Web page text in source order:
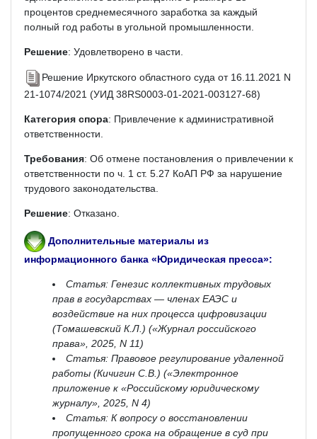
процентов среднемесячного заработка за каждый
полный год работы в угольной промышленности.
Решение: Удовлетворено в части.
Решение Иркутского областного суда от 16.11.2021 N
21-1074/2021 (УИД 38RS0003-01-2021-003127-68)
Категория спора: Привлечение к административной
ответственности.
Требования: Об отмене постановления о привлечении к
ответственности по ч. 1 ст. 5.27 КоАП РФ за нарушение
трудового законодательства.
Решение: Отказано.
Дополнительные материалы из
информационного банка «Юридическая пресса»:
Статья: Генезис коллективных трудовых
прав в государствах — членах ЕАЭС и
воздействие на них процесса цифровизации
(Томашевский К.Л.) («Журнал российского
права», 2025, N 11)
Статья: Правовое регулирование удаленной
работы (Кичигин С.В.) («Электронное
приложение к «Российскому юридическому
журналу», 2025, N 4)
Статья: К вопросу о восстановлении
пропущенного срока на обращение в суд при